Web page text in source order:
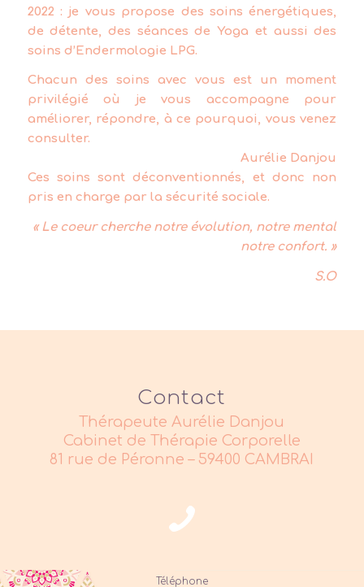
2022 : je vous propose des soins énergétiques,
de détente, des séances de Yoga et aussi des
soins d’Endermologie LPG.
Chacun des soins avec vous est un moment
privilégié où je vous accompagne pour
améliorer, répondre, à ce pourquoi, vous venez
consulter.
Aurélie Danjou
Ces soins sont déconventionnés, et donc non
pris en charge par la sécurité sociale.
« Le coeur cherche notre évolution, notre mental
notre confort. »
S.O
Contact
Thérapeute Aurélie Danjou
Cabinet de Thérapie Corporelle
81 rue de Péronne – 59400 CAMBRAI
Téléphone